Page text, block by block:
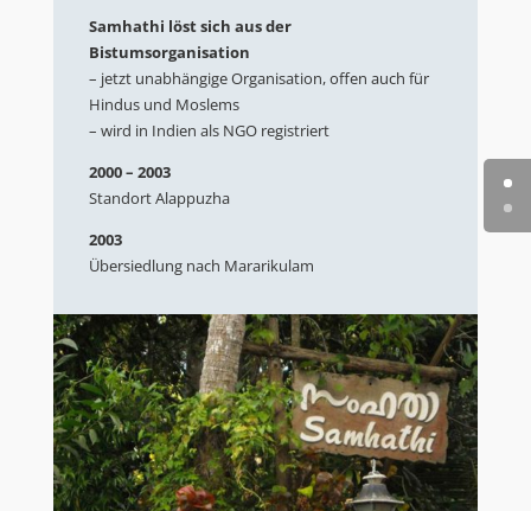
Samhathi löst sich aus der
Bistumsorganisation
– jetzt unabhängige Organisation, offen auch für
Hindus und Moslems
– wird in Indien als NGO registriert
2000 – 2003
Standort Alappuzha
2003
Übersiedlung nach Mararikulam